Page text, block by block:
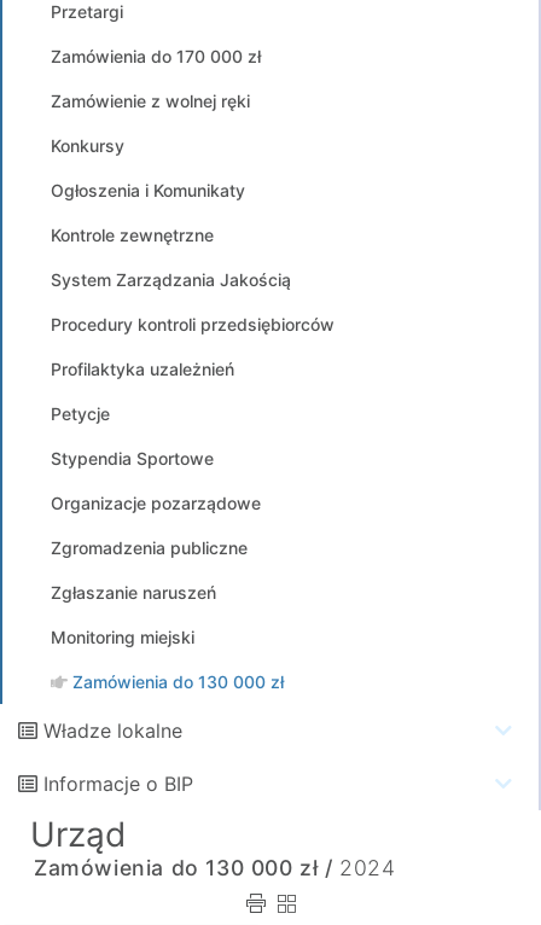
Przetargi
Zamówienia do 170 000 zł
Zamówienie z wolnej ręki
Konkursy
Ogłoszenia i Komunikaty
Kontrole zewnętrzne
System Zarządzania Jakością
Procedury kontroli przedsiębiorców
Profilaktyka uzależnień
Petycje
Stypendia Sportowe
Organizacje pozarządowe
Zgromadzenia publiczne
Zgłaszanie naruszeń
Monitoring miejski
Zamówienia do 130 000 zł
Władze lokalne
Informacje o BIP
Urząd
Zamówienia do 130 000 zł / 2024